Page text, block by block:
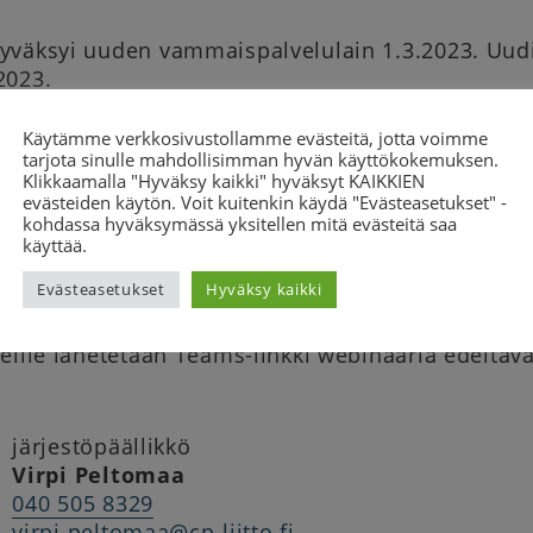
uuden vammaispalvelulain 1.3.2023.
meni läpi? Mitä uudistus
haluat kysyä?
CP-liiton järjestämään webinaariin, jossa
uudistunutta vammaispalvelulakia sekä
on päättynyt. Mikäli haluat vielä
eeva-liisa.kiviniemi@cp-liitto.fi, p.
lähetetään Teams-linkki webinaaria
järjestöpäällikkö
Virpi Peltomaa
040 505 8329
Käytämme verkkosivustollamme evästeitä, jotta voimme
tarjota sinulle mahdollisimman hyvän käyttökokemuksen.
Klikkaamalla "Hyväksy kaikki" hyväksyt KAIKKIEN
evästeiden käytön. Voit kuitenkin käydä "Evästeasetukset" -
kohdassa hyväksymässä yksitellen mitä evästeitä saa
käyttää.
Evästeasetukset Hyväksy kaikki